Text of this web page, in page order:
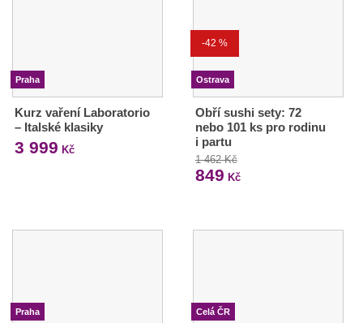
Praha
Kurz vaření Laboratorio
– Italské klasiky
3 999 Kč
-42 %
Ostrava
Obří sushi sety: 72
nebo 101 ks pro rodinu
i partu
1 462 Kč
849 Kč
Praha Celá ČR